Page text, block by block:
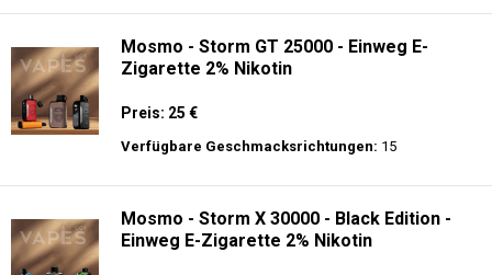
Mosmo - Storm GT 25000 - Einweg E-
Zigarette 2% Nikotin
Preis: 25 €
Verfügbare Geschmacksrichtungen: 15
Mosmo - Storm X 30000 - Black Edition -
Einweg E-Zigarette 2% Nikotin